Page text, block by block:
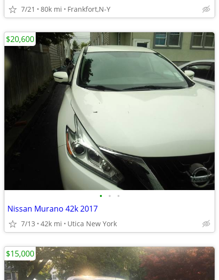
7/21 80k mi Frankfort,N-Y
• • •
Nissan Murano 42k 2017
7/13 42k mi Utica New York
$20,600
$15,000